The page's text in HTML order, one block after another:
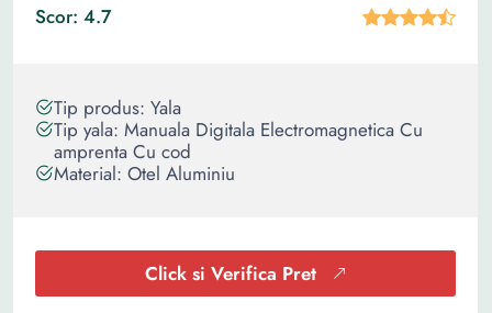
Scor: 4.7
Tip produs: Yala
Tip yala: Manuala Digitala Electromagnetica Cu
amprenta Cu cod
Material: Otel Aluminiu
Click si Verifica Pret